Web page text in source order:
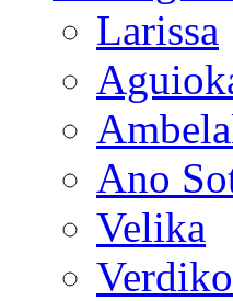
Larissa
Ano
Velika